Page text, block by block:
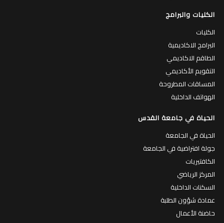
الكليات والبرامج
الكليات
البرامج الاكاديمية
الطاقم الاكاديمي
التقويم الأكاديمي
المساقات المطروحة
الهواتف الداخلية
الحياة في جامعة القدس
الحياة في الجامعة
جولة افتراضية في الجامعة
الكافتيريات
المركز الرياضي
السكنات الداخلية
عمادة شؤون الطلبة
حاضنة الأعمال